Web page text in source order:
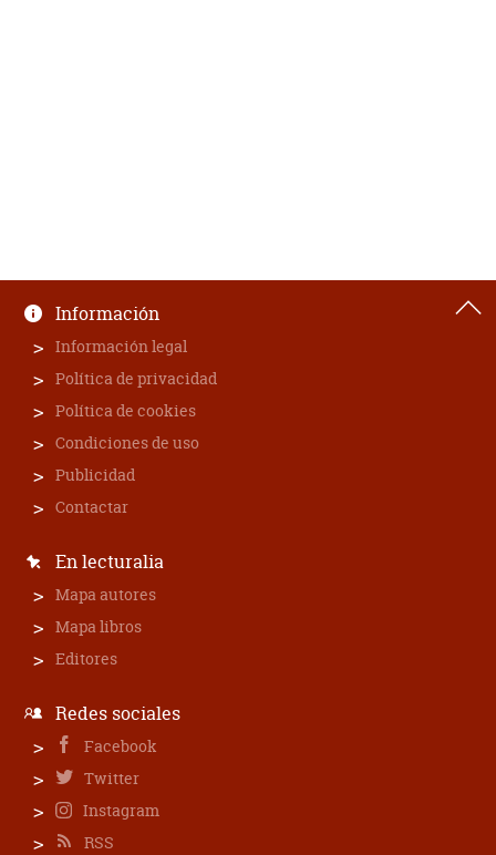
Información
Información legal
Política de privacidad
Política de cookies
Condiciones de uso
Publicidad
Contactar
En lecturalia
Mapa autores
Mapa libros
Editores
Redes sociales
Facebook
Twitter
Instagram
RSS